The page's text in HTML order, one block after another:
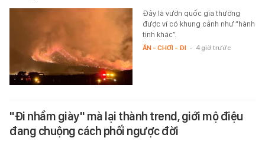
Đây là vườn quốc gia thường
được ví có khung cảnh như “hành
tinh khác”.
ĂN - CHƠI - ĐI - 4 giờ trước
"Đi nhầm giày" mà lại thành trend, giới mộ điệu
đang chuộng cách phối ngược đời